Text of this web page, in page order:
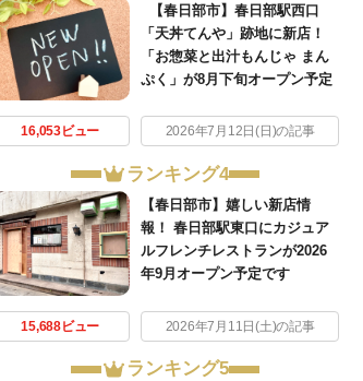
【春日部市】春日部駅西口
「天丼てんや」跡地に新店！
「お惣菜と出汁もんじゃ まん
ぷく」が8月下旬オープン予定
16,053ビュー 2026年7月12日(日)の記事
ランキング4
【春日部市】嬉しい新店情
報！ 春日部駅東口にカジュア
ルフレンチレストランが2026
年9月オープン予定です
15,688ビュー 2026年7月11日(土)の記事
ランキング5